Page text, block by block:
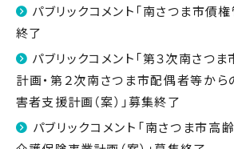
パブリックコメント「南さつま市債
終了
パブリックコメント「第３次南さつ
計画・第２次南さつま市配偶者等か
害者支援計画（案）」募集終了
パブリックコメント「南さつま市高